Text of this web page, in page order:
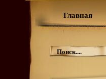
Главная